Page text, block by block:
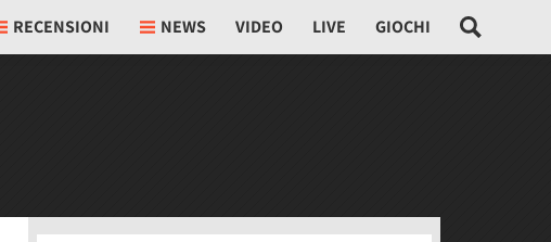
RECENSIONI NEWS VIDEO LIVE GIOCHI